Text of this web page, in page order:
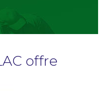
offre